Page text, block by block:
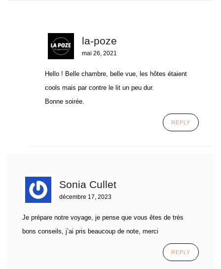
la-poze
mai 26, 2021
Hello ! Belle chambre, belle vue, les hôtes étaient
cools mais par contre le lit un peu dur.
Bonne soirée.
REPLY
Sonia Cullet
décembre 17, 2023
Je prépare notre voyage, je pense que vous êtes de très
bons conseils, j’ai pris beaucoup de note, merci
REPLY